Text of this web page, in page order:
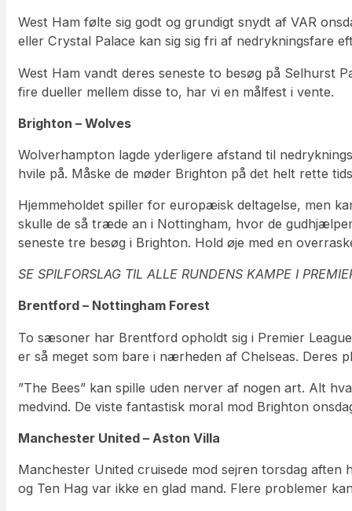
West Ham følte sig godt og grundigt snydt af VAR
eller Crystal Palace kan sig sig fri af nedrykningsfare
West Ham vandt deres seneste to besøg på Selhurst
fire dueller mellem disse to, har vi en målfest i vente.
Brighton – Wolves
Wolverhampton lagde yderligere afstand til
hvile på. Måske de møder Brighton på det helt rette
Hjemmeholdet spiller for europæisk deltagelse, men
skulle de så træde an i Nottingham, hvor de
seneste tre besøg i Brighton. Hold øje med en
SE SPILFORSLAG TIL ALLE RUNDENS KAMPE I
Brentford – Nottingham Forest
To sæsoner har Brentford opholdt sig i Premier
er så meget som bare i nærheden af Chelseas. Deres
”The Bees” kan spille uden nerver af nogen art. Alt
medvind. De viste fantastisk moral mod Brighton
Manchester United – Aston Villa
Manchester United cruisede mod sejren torsdag
og Ten Hag var ikke en glad mand. Flere problemer